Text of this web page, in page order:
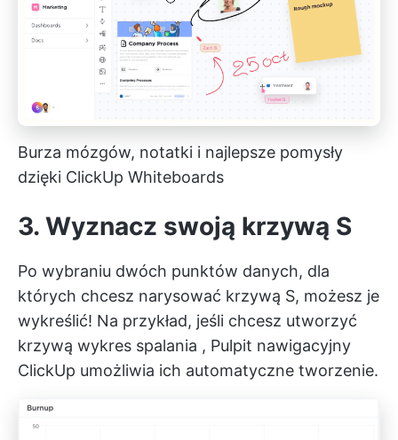
Burza mózgów, notatki i najlepsze pomysły
dzięki ClickUp Whiteboards
3. Wyznacz swoją krzywą S
Po wybraniu dwóch punktów danych, dla
których chcesz narysować krzywą S, możesz je
wykreślić! Na przykład, jeśli chcesz utworzyć
krzywą wykres spalania , Pulpit nawigacyjny
ClickUp umożliwia ich automatyczne tworzenie.